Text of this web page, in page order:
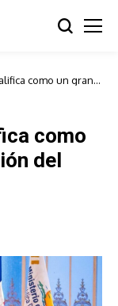
como un gran
como
del